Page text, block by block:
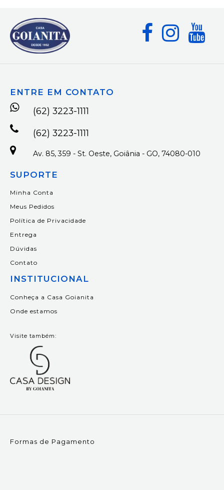
ENTRE EM CONTATO
(62) 3223-1111
(62) 3223-1111
Av. 85, 359 - St. Oeste, Goiânia - GO, 74080-010
SUPORTE
Minha Conta
Meus Pedidos
Política de Privacidade
Entrega
Dúvidas
Contato
INSTITUCIONAL
Conheça a Casa Goianita
Onde estamos
Visite também:
Formas de Pagamento